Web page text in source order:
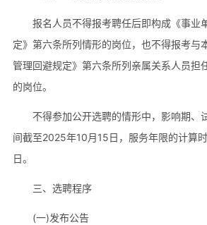
报名人员不得报考聘任后即构成《事业
定》第六条所列情形的岗位，也不得报考与
管理回避规定》第六条所列亲属关系人员担
的岗位。
不得参加公开选聘的情形中，影响期、
间截至2025年10月15日，服务年限的计算
日。
三、选聘程序
(一)发布公告